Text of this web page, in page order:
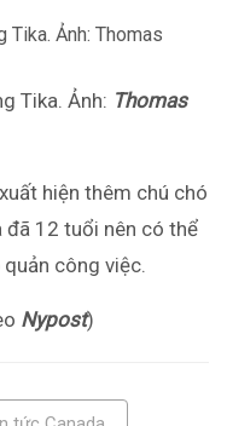
Tika. Ảnh: Thomas
hiện thêm chú chó
đã 12 tuổi nên có thể
công việc.
Nypost)